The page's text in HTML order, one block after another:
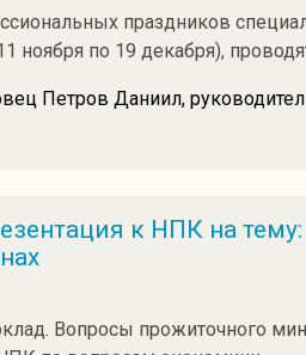
праздников
ноября по 19 декабря),
Петров Даниил,
к НПК на
Вопросы прожиточного